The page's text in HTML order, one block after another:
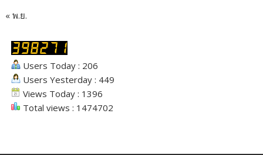
« พ.ย.
Users Today : 206
Users Yesterday : 449
Views Today : 1396
Total views : 1474702